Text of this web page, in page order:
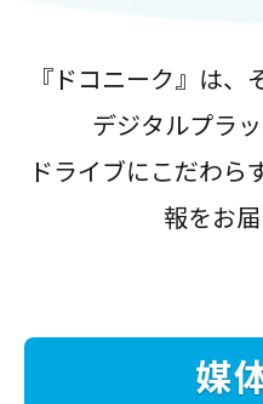
『ドコニーク』は
デジタルプラ
ドライブにこだわら
報をお届
媒